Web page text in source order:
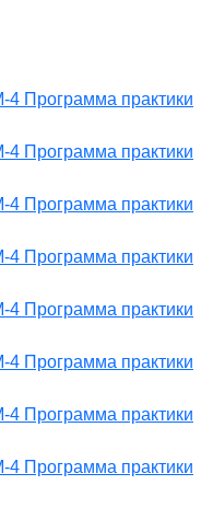
4 Программа практики
4 Программа практики
4 Программа практики
4 Программа практики
4 Программа практики
4 Программа практики
4 Программа практики
4 Программа практики